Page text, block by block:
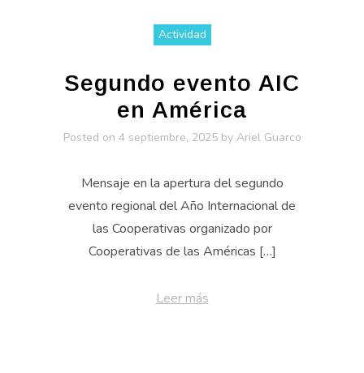
Actividad
Segundo evento AIC
en América
Posted on 4 septiembre, 2025by Ariel Guarco
Mensaje en la apertura del segundo
evento regional del Año Internacional de
las Cooperativas organizado por
Cooperativas de las Américas […]
Leer más